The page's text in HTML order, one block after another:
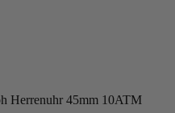
Herrenuhr 45mm 10ATM